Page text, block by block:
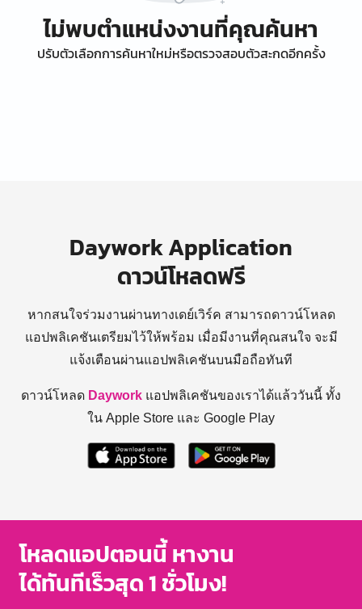
ไม่พบตำแหน่งงานที่คุณค้นหา
ปรับตัวเลือกการค้นหาใหม่หรือตรวจสอบตัวสะกดอีกครั้ง
Daywork Application
ดาวน์โหลดฟรี
หากสนใจร่วมงานผ่านทางเดย์เวิร์ค สามารถดาวน์โหลด
แอปพลิเคชันเตรียมไว้ให้พร้อม เมื่อมีงานที่คุณสนใจ จะมี
แจ้งเตือนผ่านแอปพลิเคชันบนมือถือทันที
ดาวน์โหลด Daywork แอปพลิเคชันของเราได้แล้ววันนี้ ทั้ง
ใน Apple Store และ Google Play
โหลดแอปตอนนี้ หางาน
ได้ทันทีเร็วสุด 1 ชั่วโมง!